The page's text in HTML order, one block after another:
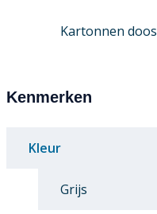
Kartonnen doos
Kenmerken
Kleur
Grijs